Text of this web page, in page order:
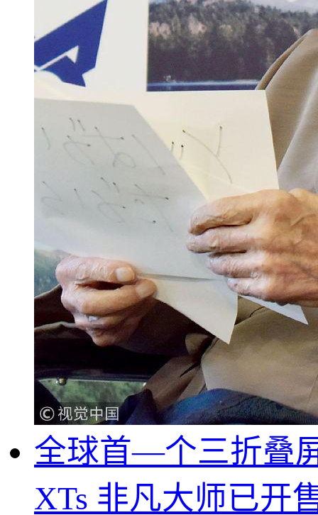
全球首—个三折叠
XTs 非凡大师已开